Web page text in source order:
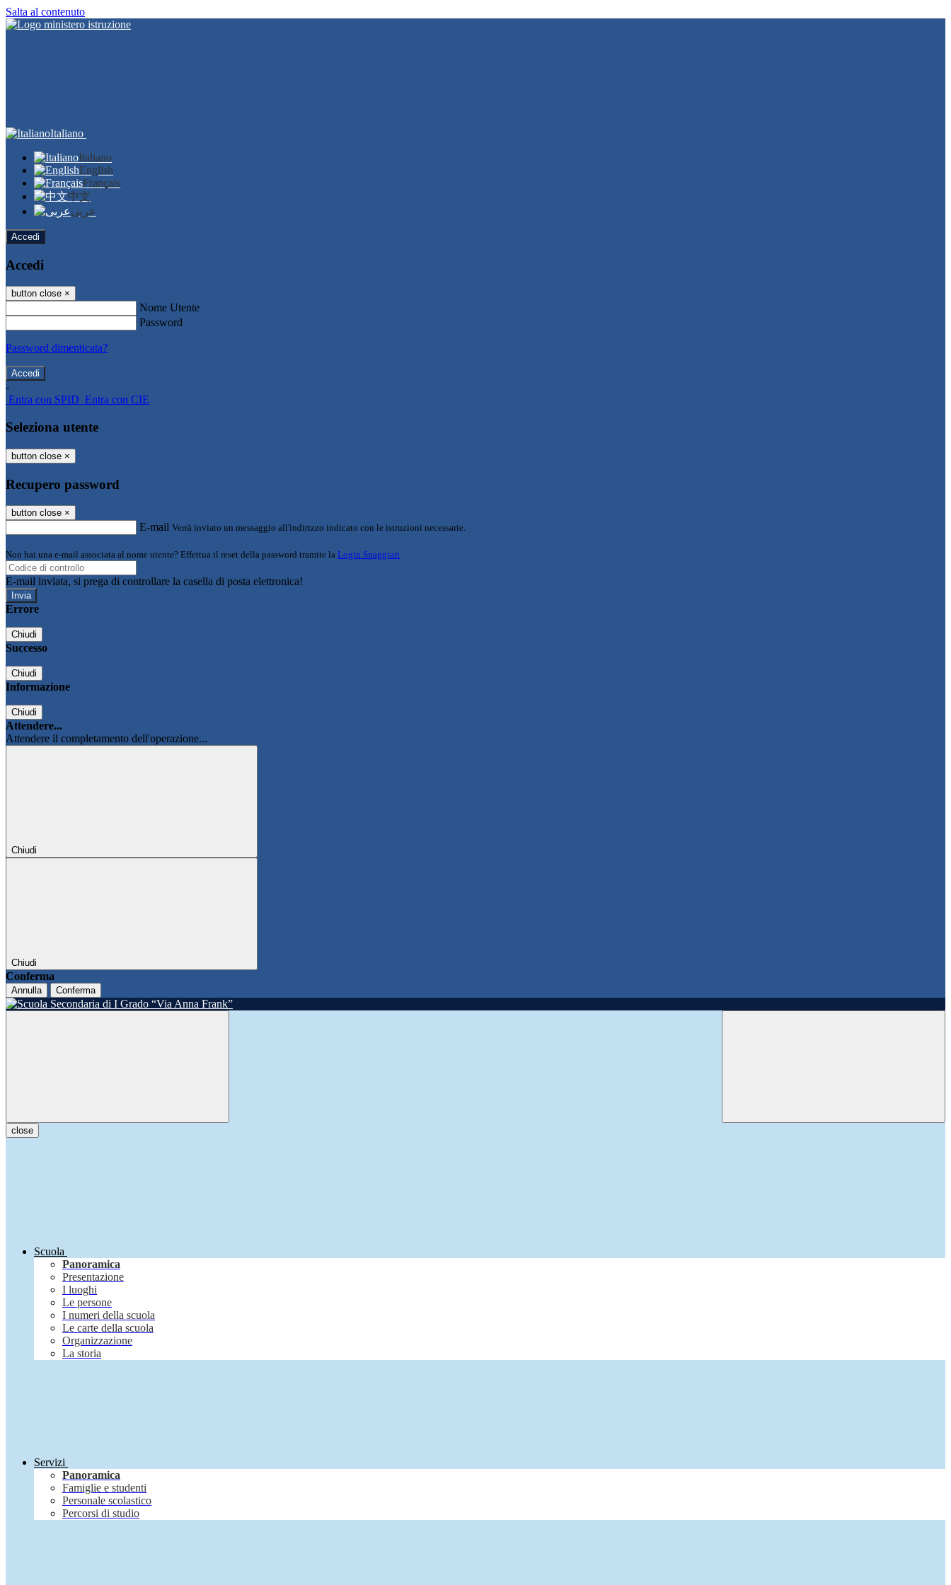
Salta al contenuto
Italiano
Italiano
English
Français
中文
عربى
Accedi
Accedi
button close ×
Nome Utente
Password
Password dimenticata?
-
Entra con SPID Entra con CIE
Seleziona utente
button close ×
Recupero password
button close ×
E-mail Verrà inviato un messaggio all'indirizzo indicato con le istruzioni necessarie.
Non hai una e-mail associata al nome utente? Effettua il reset della password tramite la Login Spaggiari
E-mail inviata, si prega di controllare la casella di posta elettronica!
Errore
Chiudi
Successo
Chiudi
Informazione
Chiudi
Attendere...
Attendere il completamento dell'operazione...
Chiudi
Chiudi
Conferma
Annulla Conferma
close
Scuola
Panoramica
Presentazione
I luoghi
Le persone
I numeri della scuola
Le carte della scuola
Organizzazione
La storia
Servizi
Panoramica
Famiglie e studenti
Personale scolastico
Percorsi di studio